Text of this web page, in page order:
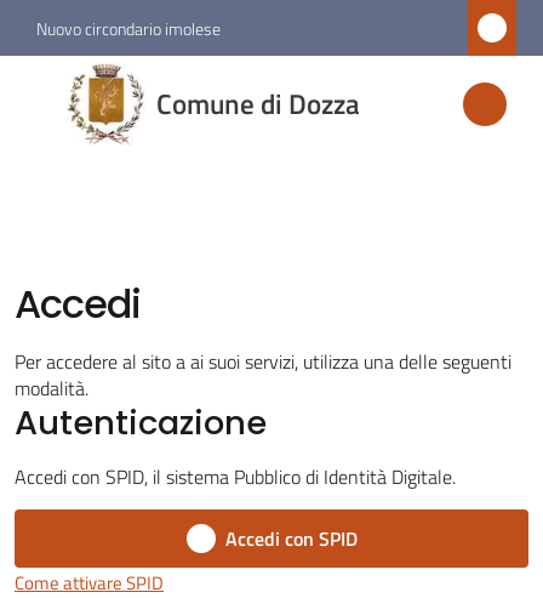
Vai al contenuto
Vai alla navigazione
Vai al footer
Nuovo circondario imolese
Comune di Dozza
Comune
di
Dozza
Servizi
Vivere
Dozza
Accedi
Per accedere al sito a ai suoi servizi, utilizza una delle seguenti
modalità.
Autenticazione
Accedi con SPID, il sistema Pubblico di Identità Digitale.
Accedi con SPID
Come attivare SPID